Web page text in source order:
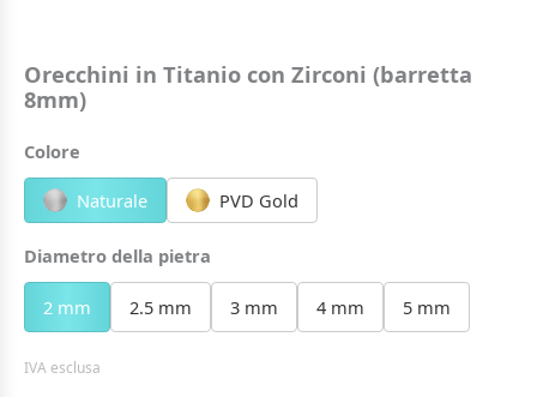
Orecchini in Titanio con Zirconi (barretta
8mm)
Colore
Naturale PVD Gold
Diametro della pietra
2 mm 2.5 mm 3 mm 4 mm 5 mm
IVA esclusa